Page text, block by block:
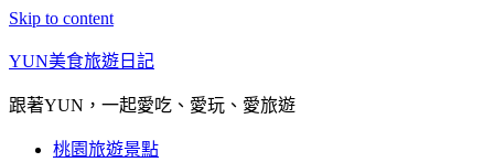
Skip to content
YUN美食旅遊日記
跟著YUN，一起愛吃、愛玩、愛旅遊
桃園旅遊景點